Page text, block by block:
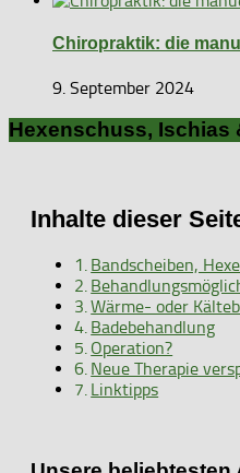
Chiropraktik: die
9. September 2024
Hexenschuss, Ischias
Inhalte dieser
Bandscheiben,
Wärme- oder
Badebehandlung
Operation?
Neue Therapie
Linktipps